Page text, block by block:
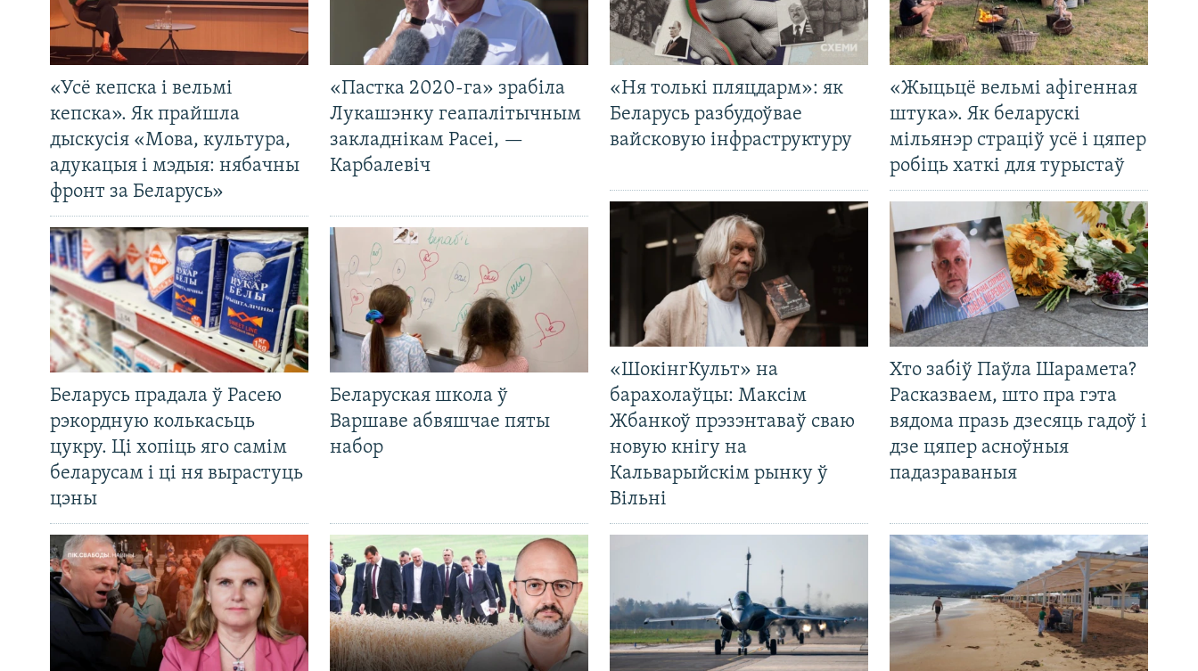
«Усё кепска і вельмі
кепска». Як прайшла
дыскусія «Мова, культура,
адукацыя і мэдыя: нябачны
фронт за Беларусь»
«Пастка 2020-га» зрабіла
Лукашэнку геапалітычным
закладнікам Расеі, —
Карбалевіч
Беларусь прадала ў Расею
рэкордную колькасьць
цукру. Ці хопіць яго самім
беларусам і ці ня вырастуць
цэны
Беларуская школа ў
Варшаве абвяшчае пяты
набор
«Ня толькі пляцдарм»: як
Беларусь разбудоўвае
вайсковую інфраструктуру
«Жыцьцё вельмі афігенная
штука». Як беларускі
мільянэр страціў усё і цяпер
робіць хаткі для турыстаў
«ШокінгКульт» на
барахолаўцы: Максім
Жбанкоў прэзэнтаваў сваю
новую кнігу на
Кальварыйскім рынку ў
Вільні
Хто забіў Паўла Шарамета?
Расказваем, што пра гэта
вядома празь дзесяць гадоў і
дзе цяпер асноўныя
падазраваныя